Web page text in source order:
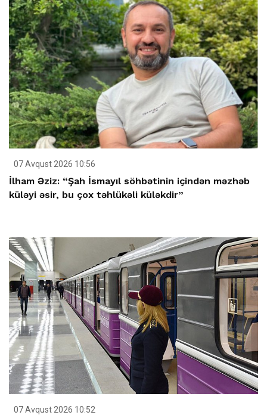
07 Avqust 2026 10:56
İlham Əziz: “Şah İsmayıl söhbətinin içindən məzhəb
küləyi əsir, bu çox təhlükəli küləkdir”
07 Avqust 2026 10:52